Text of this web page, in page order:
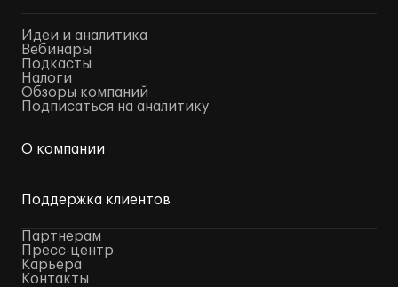
Идеи и аналитика
Вебинары
Подкасты
Налоги
Обзоры компаний
Подписаться на аналитику
О компании
Поддержка клиентов
Партнерам
Пресс-центр
Карьера
Контакты